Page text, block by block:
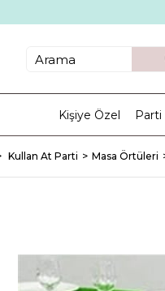
Kişiye Özel Parti
Kullan At Parti Masa Örtüleri